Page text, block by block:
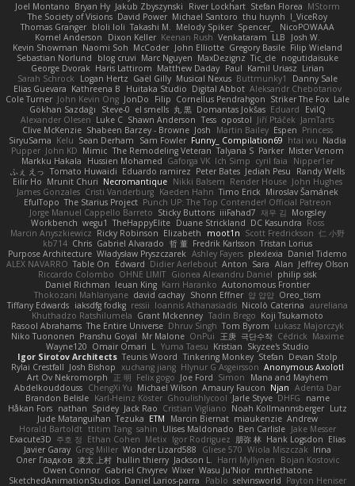
Joel Montano Bryan Hy Jakub Zbyszynski River Lockhart Stefan Florea MStorm
The Society of Visions David Power Michael Santoro thu huynh I_ViceRoy
Thomas Granger bloli loli Takashi M. Melody Spiker Spencer_
NicoPOWAAA
Kornel Anderson
Dixon Keller Keenan Rush Venkataram LLB
Josh W.
Kevin Showman Naomi Soh McCoder John Elliotte Gregory Basile Filip Wieland
Sebastian Norlund
blog cruvi Marc Nguyen MaxDezignz Tic_cle nogutidaisuke
George Dvorak Haris Lattirom Matthew Daday Paul Kamil Uriasz Lirian
Sarah Schrock
Logan Hertz Gaël Gilly Musical Nexus Buttmunky1
Danny Sale
Elias Guevara Kathreena B Huitaka Studio Digital Abbot Aleksandr Chebotariov
Cole Turner John Kevin Ong JonDo Filip Cornellus Pendrahgon Striker The Fox Lale
Gökhan Sazdağı
Steve-0 el smells 丸 黒 Domantas Jokšas Eduard
EvilQ
Alexander Olesen Luke C Shawn Anderson Tess opostol Jiří Ptáček JamTarts
Clive McKenzie Shabeen Barzey - Browne Josh Martin Bailey Espen Princess
SiryuSama Kelu Sean Derham Sam Fowler Funny_ Compilation69 htai wu Nadia
Pupper John KD Mimic The Remodeling Veteran Talyana S Parker Mister Venom
Markku Hakala
Hussien Mohamed Gaforga VK Ich Simp cyril faia
Nipper1er
ふぇ えっ Tomato Huwaidi Eduardo ramirez Peter Bates Jediah Pesu
Randy Wells
Eilir Ho Mrunit Churi Necromantique Nikki Balsem Render House John Hughes
James Gonzales Cristi Vanderburg Kaeden Hahn Timo Erick Miroslav Šamánek
EfulTopo The Starius Project Punch UP: The Top Contender! Official Patreon
Jorge Manuel Cappello Barreto Sticky Buttons iiiFahad7 재우 김 Morgsley
Workbench wegu1 TheHappyElite Duane Strickland DC Kasundra Ross
Marcin Anyszkiewicz Ricky Robinson Elizabeth moot1n Scott Fredrickson 仁 小野
kb714 Chris Gabriel Alvarado 哲 董 Fredrik Karlsson Tristan Lorius
Purpose Architecture Władysław Pryszczarek Ashley Fayers plexlexia Daniel Tidemo
ALEX NAVARRO Table On Edward Didier Aerlebout Anton Sara Alan Jeffrey Olson
Riccardo Colombo OHNE LIMIT Gionea Alexandru Daniel philip sisk
Daniel Richman Ieuan King Karri Haranko Autonomous Frontier
Thokozani Mahlanyane david cachay Shonn Effner 얍 얍얍 Oreo_tism
Tiffany Edwards iaksdfg fodkg ressii Ioannis Athanasiadis Nicolò Caterina aureliana
Khuthadzo Ratshilumela Grant Mckenney Tadin Brego Koji Tsukamoto
Rasool Abrahams The Entire Universe Dhruv Singh Tom Byrom Łukasz Majorczyk
Niko Tuononen Pranshu Goyal Mr Malone OnPui 王庚 극단수작 Cédrick Maxime
Wayne120 Omair Omari L Yuma Taesu Kristian Skyzee's Studio
Igor Sirotov Architects Teunis Woord Tinkering Monkey Stefan Devan Stolp
Rylai Crestfall Josh Bishop xuchang jiang Hlynur G Asgeirsson Anonymous Axolotl
Art Ov Nekromorph
正 明 Felix gogo Joe Ford Simon
Mana and Mayhem
Abdelkouddouss ChengXi Yu Michael Wilson Amaury Faucon Njan Adenta Dar
Brandon Belisle Karl-Heinz Köster Ghoulishlycool Jarle Styve DHFG
name
Håkan Fors nathan Spidey Jack Rao Cristian Vigliano Noah Kollmannsberger Lutz
Jude Matanguihan Tezuka ETM Marcin Biernat miaukenzie Andrew
Horald Bartoldt ttitim Tang sahin Ulises Maldonado Ben Carlisle Jake Messer
Exacute3D 주호 정 Ethan Cohen Metix Igor Rodriguez 朋弥 林 Hank Logsdon Elias
Javier Garay Greg Miller Wonder Lizard588 Gliese 570 Wiola Miszczak Irina
Олег Гладков 凌太 上村 hullin thierry Jackson L. Harri Myllynen
Bojan Kostovic
Owen Connor Gabriel Chvyrev Wixer Wasu Ju'Nior mrthethatone
SketchedAnimationStudios Daniel Larios-parra Pablo selvinsworld Payton Heniser